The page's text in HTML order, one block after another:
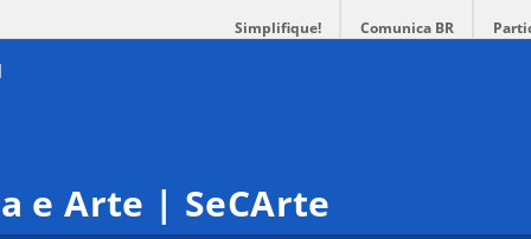
Simplifique! Comunica BR
e Arte | SeCArte